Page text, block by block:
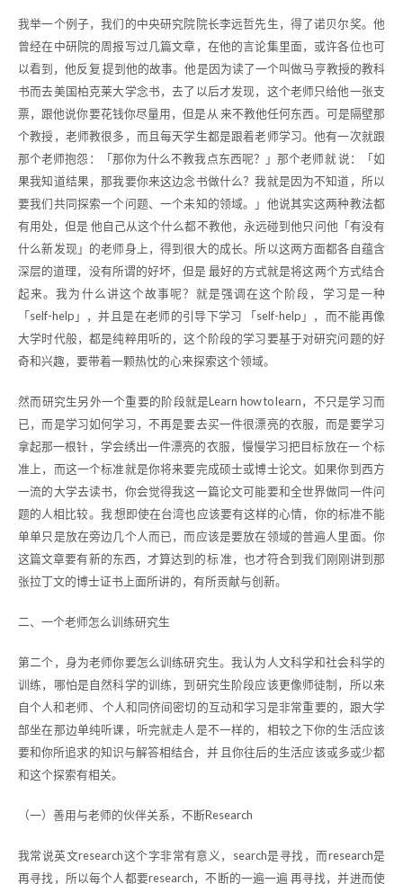
我举一个例子，我们的中央研究院院长李远哲先生，得了诺贝尔奖。他
曾经在中研院的周报写过几篇文章，在他的言论集里面，或许各位也可
以看到，他反复 提到他的故事。他是因为读了一个叫做马亨教授的教科
书而去美国柏克莱大学念书，去了以后才发现，这个老师只给他一张支
票，跟他说你要花钱你尽量用，但是从 来不教他任何东西。可是隔壁那
个教授，老师教很多，而且每天学生都是跟着老师学习。他有一次就跟
那个老师抱怨：「那你为什么不教我点东西呢？」那个老师就 说：「如
果我知道结果，那我要你来这边念书做什么？我就是因为不知道，所以
要我们共同探索一个问题、一个未知的领域。」他说其实这两种教法都
有用处，但是 他自己从这个什么都不教他，永远碰到他只问他「有没有
什么新发现」的老师身上，得到很大的成长。所以这两方面都各自蕴含
深层的道理，没有所谓的好坏，但是 最好的方式就是将这两个方式结合
起来。我为什么讲这个故事呢？就是强调在这个阶段，学习是一种
「self-help」，并且是在老师的引导下学习 「self-help」，而不能再像
大学时代般，都是纯粹用听的，这个阶段的学习要基于对研究问题的好
奇和兴趣，要带着一颗热忱的心来探索这个领域。
然而研究生另外一个重要的阶段就是Learn how to learn，不只是学习而
已，而是学习如何学习，不再是要去买一件很漂亮的衣服，而是要学习
拿起那一根针，学会绣出一件漂亮的衣服，慢慢学习把目标放在一 个标
准上，而这一个标准就是你将来要完成硕士或博士论文。如果你到西方
一流的大学去读书，你会觉得我这一篇论文可能要和全世界做同一件问
题的人相比较。我 想即使在台湾也应该要有这样的心情，你的标准不能
单单只是放在旁边几个人而已，而应该是要放在领域的普遍人里面。你
这篇文章要有新的东西，才算达到的标 准，也才符合到我们刚刚讲到那
张拉丁文的博士证书上面所讲的，有所贡献与创新。
二、一个老师怎么训练研究生
第二个，身为老师你要怎么训练研究生。我认为人文科学和社会科学的
训练，哪怕是自然科学的训练，到研究生阶段应该更像师徒制，所以来
自个人和老师、 个人和同侪间密切的互动和学习是非常重要的，跟大学
部坐在那边单纯听课，听完就走人是不一样的，相较之下你的生活应该
要和你所追求的知识与解答相结合，并 且你往后的生活应该或多或少都
和这个探索有相关。
（一）善用与老师的伙伴关系，不断Research
我常说英文research这个字非常有意义，search是寻找，而research是
再寻找，所以每个人都要research，不断的一遍一遍 再寻找，并进而使